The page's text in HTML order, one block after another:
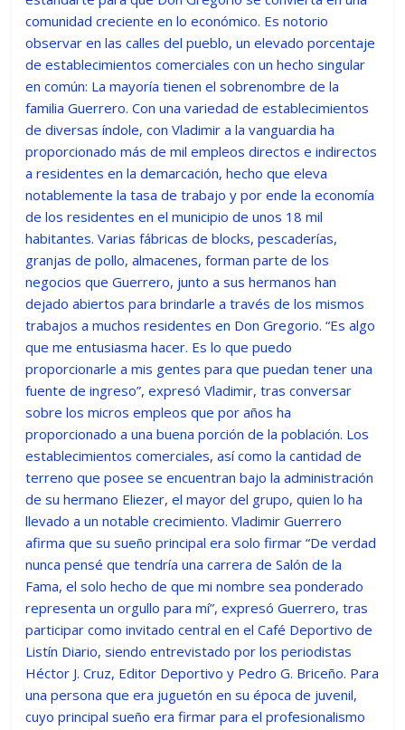
comunidad creciente en lo económico. Es notorio
observar en las calles del pueblo, un elevado porcentaje
de establecimientos comerciales con un hecho singular
en común: La mayoría tienen el sobrenombre de la
familia Guerrero. Con una variedad de establecimientos
de diversas índole, con Vladimir a la vanguardia ha
proporcionado más de mil empleos directos e indirectos
a residentes en la demarcación, hecho que eleva
notablemente la tasa de trabajo y por ende la economía
de los residentes en el municipio de unos 18 mil
habitantes. Varias fábricas de blocks, pescaderías,
granjas de pollo, almacenes, forman parte de los
negocios que Guerrero, junto a sus hermanos han
dejado abiertos para brindarle a través de los mismos
trabajos a muchos residentes en Don Gregorio. “Es algo
que me entusiasma hacer. Es lo que puedo
proporcionarle a mis gentes para que puedan tener una
fuente de ingreso”, expresó Vladimir, tras conversar
sobre los micros empleos que por años ha
proporcionado a una buena porción de la población. Los
establecimientos comerciales, así como la cantidad de
terreno que posee se encuentran bajo la administración
de su hermano Eliezer, el mayor del grupo, quien lo ha
llevado a un notable crecimiento. Vladimir Guerrero
afirma que su sueño principal era solo firmar “De verdad
nunca pensé que tendría una carrera de Salón de la
Fama, el solo hecho de que mi nombre sea ponderado
representa un orgullo para mí”, expresó Guerrero, tras
participar como invitado central en el Café Deportivo de
Listín Diario, siendo entrevistado por los periodistas
Héctor J. Cruz, Editor Deportivo y Pedro G. Briceño. Para
una persona que era juguetón en su época de juvenil,
cuyo principal sueño era firmar para el profesionalismo